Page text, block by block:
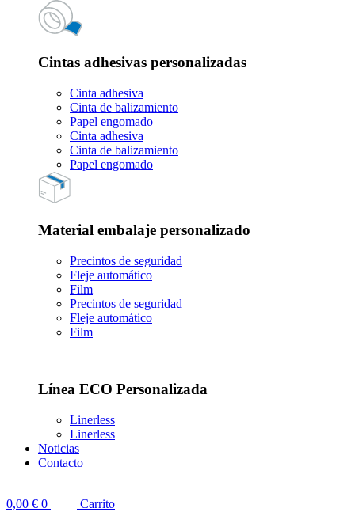
Cintas adhesivas personalizadas
Cinta adhesiva
Cinta de balizamiento
Papel engomado
Cinta adhesiva
Cinta de balizamiento
Papel engomado
Material embalaje personalizado
Precintos de seguridad
Fleje automático
Film
Precintos de seguridad
Fleje automático
Film
Línea ECO Personalizada
Linerless
Linerless
Noticias
Contacto
0,00 € 0
Carrito